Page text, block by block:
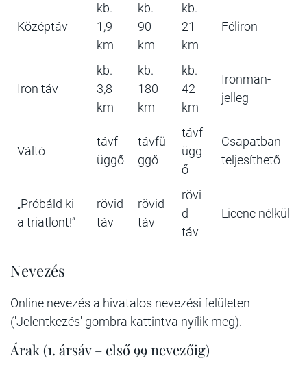
Középtáv
kb.
1,9
km
kb.
90
km
kb.
21
km
Féliron
Iron táv
kb.
3,8
km
kb.
180
km
kb.
42
km
Ironman-
jelleg
Váltó
távf
üggő
távfü
ggő
távf
ügg
ő
Csapatban
teljesíthető
„Próbáld ki
a triatlont!”
rövid
táv
rövid
táv
rövi
d
táv
Licenc nélkül
Nevezés
Online nevezés a hivatalos nevezési felületen
('Jelentkezés' gombra kattintva nyílik meg).
Árak (1. ársáv – első 99 nevezőig)